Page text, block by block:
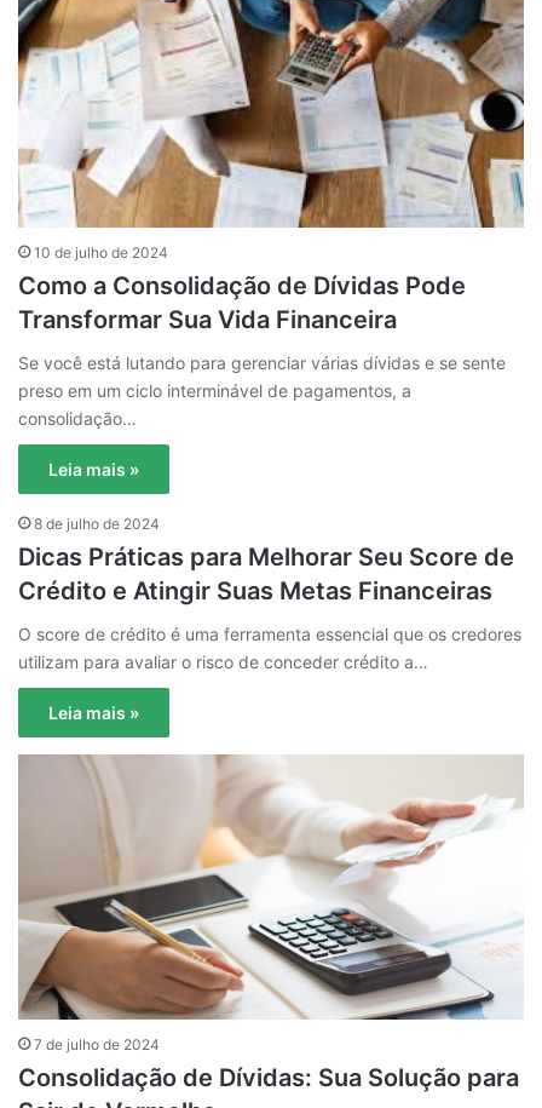
10 de julho de 2024
Como a Consolidação de Dívidas Pode
Transformar Sua Vida Financeira
Se você está lutando para gerenciar várias dívidas e se sente
preso em um ciclo interminável de pagamentos, a
consolidação…
Leia mais »
8 de julho de 2024
Dicas Práticas para Melhorar Seu Score de
Crédito e Atingir Suas Metas Financeiras
O score de crédito é uma ferramenta essencial que os credores
utilizam para avaliar o risco de conceder crédito a…
Leia mais »
7 de julho de 2024
Consolidação de Dívidas: Sua Solução para